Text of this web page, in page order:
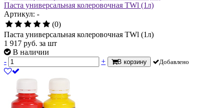
Паста универсальная колеровочная ТWl (1л)
Артикул: -
(0)
Паста универсальная колеровочная ТWl (1л)
1 917 руб. за шт
В наличии
-
+ В корзину Добавлено